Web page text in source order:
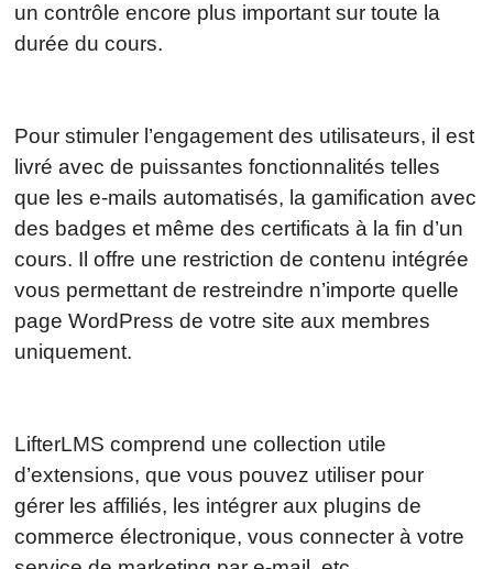
un contrôle encore plus important sur toute la
durée du cours.
Pour stimuler l’engagement des utilisateurs, il est
livré avec de puissantes fonctionnalités telles
que les e-mails automatisés, la gamification avec
des badges et même des certificats à la fin d’un
cours. Il offre une restriction de contenu intégrée
vous permettant de restreindre n’importe quelle
page WordPress de votre site aux membres
uniquement.
LifterLMS comprend une collection utile
d’extensions, que vous pouvez utiliser pour
gérer les affiliés, les intégrer aux plugins de
commerce électronique, vous connecter à votre